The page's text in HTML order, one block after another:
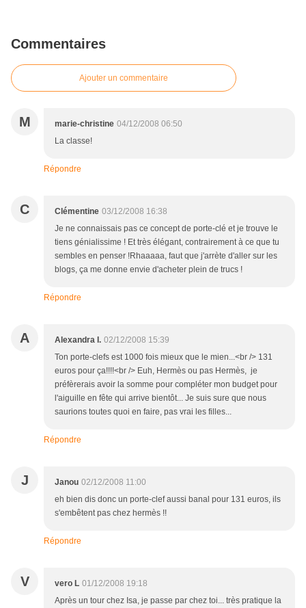
Commentaires
Ajouter un commentaire
M marie-christine 04/12/2008 06:50
La classe!
Répondre
C Clémentine 03/12/2008 16:38
Je ne connaissais pas ce concept de porte-clé et je trouve le
tiens génialissime ! Et très élégant, contrairement à ce que tu
sembles en penser !Rhaaaaa, faut que j'arrète d'aller sur les
blogs, ça me donne envie d'acheter plein de trucs !
Répondre
A Alexandra I. 02/12/2008 15:39
Ton porte-clefs est 1000 fois mieux que le mien...<br /> 131
euros pour ça!!!!<br /> Euh, Hermès ou pas Hermès, je
préfèrerais avoir la somme pour compléter mon budget pour
l'aiguille en fête qui arrive bientôt... Je suis sure que nous
saurions toutes quoi en faire, pas vrai les filles...
Répondre
J Janou 02/12/2008 11:00
eh bien dis donc un porte-clef aussi banal pour 131 euros, ils
s'embêtent pas chez hermès !!
Répondre
V vero L 01/12/2008 19:18
Après un tour chez Isa, je passe par chez toi... très pratique la